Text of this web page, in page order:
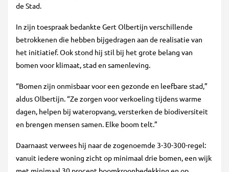
de Stad.
In zijn toespraak bedankte Gert Olbertijn verschillende
betrokkenen die hebben bijgedragen aan de realisatie van
het initiatief. Ook stond hij stil bij het grote belang van
bomen voor klimaat, stad en samenleving.
“Bomen zijn onmisbaar voor een gezonde en leefbare stad,”
aldus Olbertijn. “Ze zorgen voor verkoeling tijdens warme
dagen, helpen bij wateropvang, versterken de biodiversiteit
en brengen mensen samen. Elke boom telt.”
Daarnaast verwees hij naar de zogenoemde 3-30-300-regel:
vanuit iedere woning zicht op minimaal drie bomen, een wijk